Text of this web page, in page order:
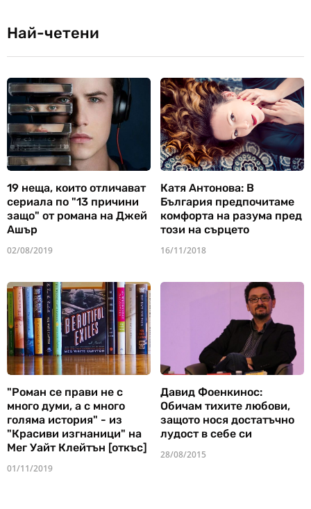
Най-четени
19 неща, които отличават
сериала по "13 причини
защо" от романа на Джей
Ашър
02/08/2019
Катя Антонова: В
България предпочитаме
комфорта на разума пред
този на сърцето
16/11/2018
"Роман се прави не с
много думи, а с много
голяма история" - из
"Красиви изгнаници" на
Мег Уайт Клейтън [откъс]
01/11/2019
Давид Фоенкинос:
Обичам тихите любови,
защото нося достатъчно
лудост в себе си
28/08/2015